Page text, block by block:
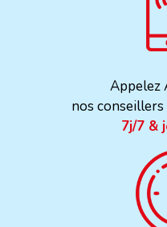
Appelez
nos
7j/7 &